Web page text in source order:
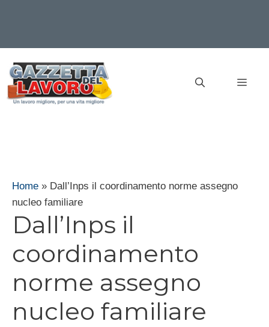
contenuto
Home » Dall’Inps il coordinamento norme assegno
nucleo familiare
Dall’Inps il
coordinamento
norme assegno
nucleo familiare